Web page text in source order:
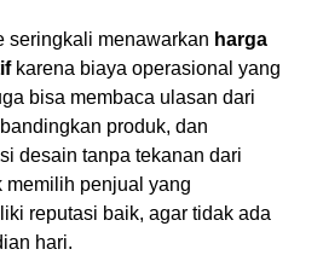
seringkali menawarkan harga
karena biaya operasional yang
bisa membaca ulasan dari
produk, dan
desain tanpa tekanan dari
memilih penjual yang
reputasi baik, agar tidak ada
hari.